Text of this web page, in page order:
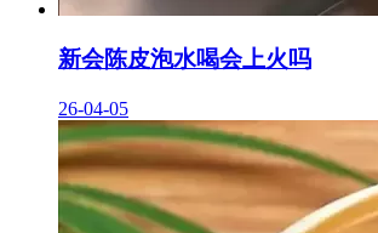
新会陈皮泡水喝会上火吗
26-04-05